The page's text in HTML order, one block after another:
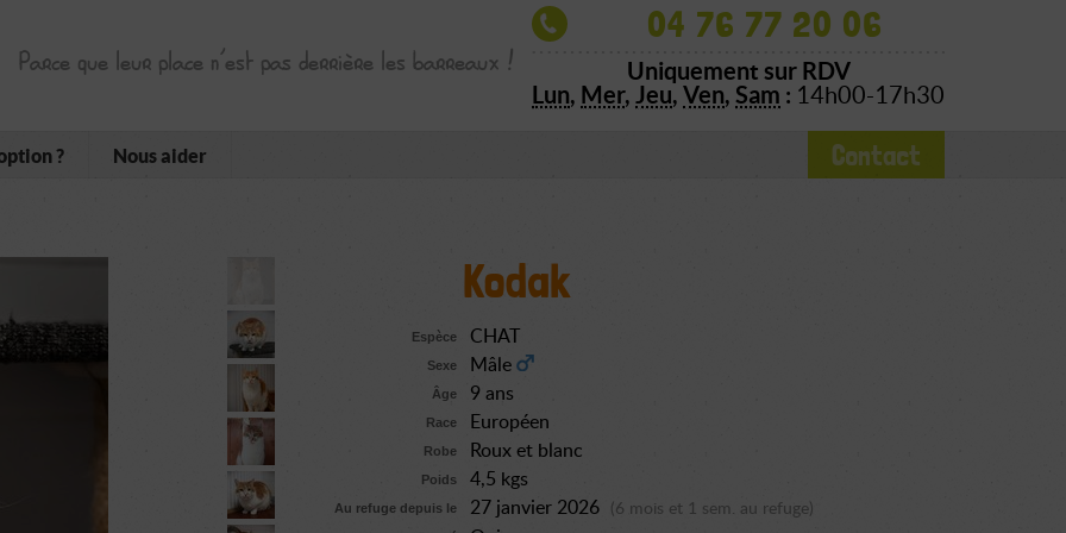
Parce que leur place n’est pas derrière les barreaux !
04 76 77 20 06
Uniquement sur RDV
Lun, Mer, Jeu, Ven, Sam : 14h00-17h30
? Nous aider Contact
Kodak
Espèce CHAT
Sexe Mâle
Âge 9 ans
Race Européen
Robe Roux et blanc
Poids 4,5 kgs
Au refuge depuis le 27 janvier 2026 (6 mois et 1 sem. au refuge)